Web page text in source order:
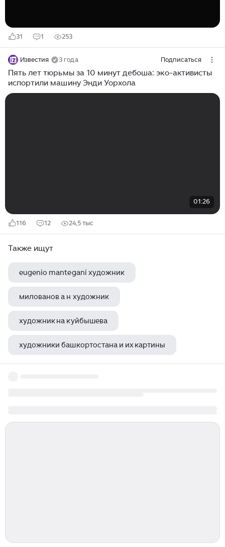
31 1 253
Известия 3 года Подписаться
Пять лет тюрьмы за 10 минут дебоша: эко-активисты
испортили машину Энди Уорхола
01:26
116 12 24,5 тыс
Также ищут
eugenio mantegani художник
милованов а н художник
художник на куйбышева
художники башкортостана и их картины